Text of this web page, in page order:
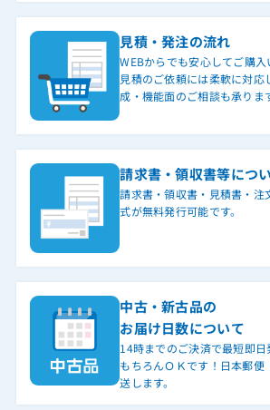
見積・発注の流れ
WEBからでも安心してご購入
見積のご依頼には柔軟に対応
成・機能面のご相談も承りま
請求書・領収書等につ
請求書・領収書・見積書・注
式が無料発行可能です。
中古・新古品の
お届け日数について
14時までのご決済で最短即
もちろんＯＫです！日本郵便
送します。